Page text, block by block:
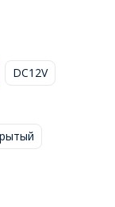
DC12V